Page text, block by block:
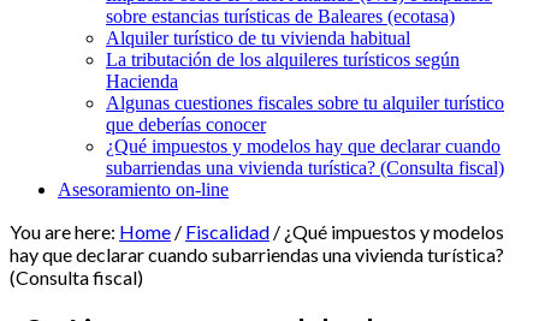
sobre estancias turísticas de Baleares (ecotasa)
Alquiler turístico de tu vivienda habitual
La tributación de los alquileres turísticos según
Hacienda
Algunas cuestiones fiscales sobre tu alquiler turístico
que deberías conocer
¿Qué impuestos y modelos hay que declarar cuando
subarriendas una vivienda turística? (Consulta fiscal)
Asesoramiento on-line
You are here: Home / Fiscalidad / ¿Qué impuestos y modelos
hay que declarar cuando subarriendas una vivienda turística?
(Consulta fiscal)